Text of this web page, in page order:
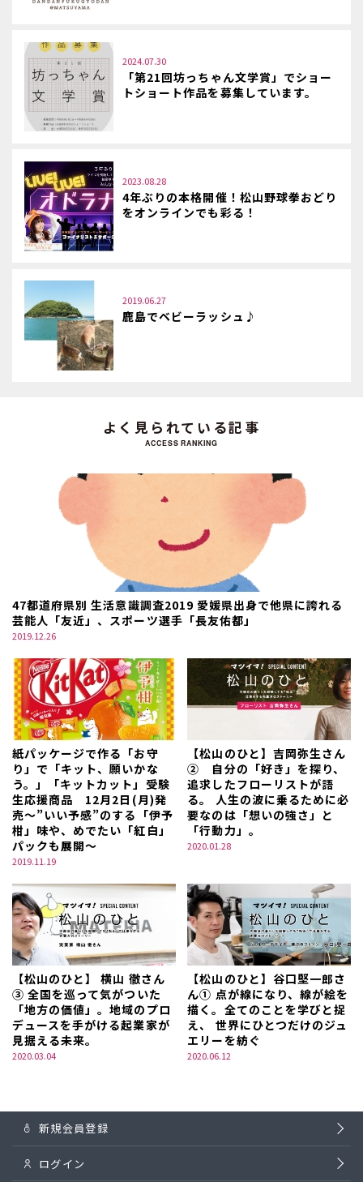
2024.07.30
「第21回坊っちゃん文学賞」でショー
トショート作品を募集しています。
2023.08.28
4年ぶりの本格開催！松山野球拳おどり
をオンラインでも彩る！
2019.06.27
鹿島でベビーラッシュ♪
よく見られている記事
ACCESS RANKING
47都道府県別 生活意識調査2019 愛媛県出身で他県に誇れる
芸能人「友近」、スポーツ選手「長友佑都」
2019.12.26
紙パッケージで作る「お守
り」で「キット、願いかな
う。」「キットカット」受験
生応援商品 12月2日(月)発
売～”いい予感”のする「伊予
柑」味や、めでたい「紅白」
パックも展開～
2019.11.19
【松山のひと】吉岡弥生さん
② 自分の「好き」を探り、
追求したフローリストが語
る。 人生の波に乗るために必
要なのは「想いの強さ」と
「行動力」。
2020.01.28
【松山のひと】 横山 徹さん
③ 全国を巡って気がついた
「地方の価値」。地域のプロ
デュースを手がける起業家が
見据える未来。
2020.03.04
【松山のひと】谷口堅一郎さ
ん① 点が線になり、線が絵を
描く。全てのことを学びと捉
え、 世界にひとつだけのジュ
エリーを紡ぐ
2020.06.12
新規会員登録
ログイン